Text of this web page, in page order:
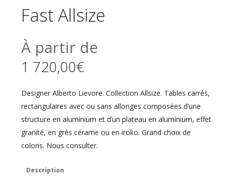
Fast Allsize
À partir de
1 720,00€
Designer Alberto Lievore. Collection Allsize. Tables carrés,
rectangulaires avec ou sans allonges composées d’une
structure en aluminium et d’un plateau en aluminium, effet
granité, en grès cérame ou en iroko. Grand choix de
coloris. Nous consulter.
Description